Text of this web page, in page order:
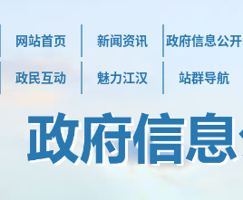
网站首页 新闻资讯 政府信息公开
政民互动 魅力江汉 站群导航